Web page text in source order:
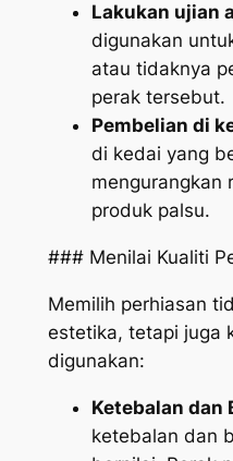
Lakukan ujian
digunakan
atau tidaknya
perak tersebut.
Pembelian di
di kedai yang
mengurangkan
produk palsu.
### Menilai Kualiti
Memilih perhiasan
estetika, tetapi juga
digunakan:
Ketebalan dan
ketebalan dan